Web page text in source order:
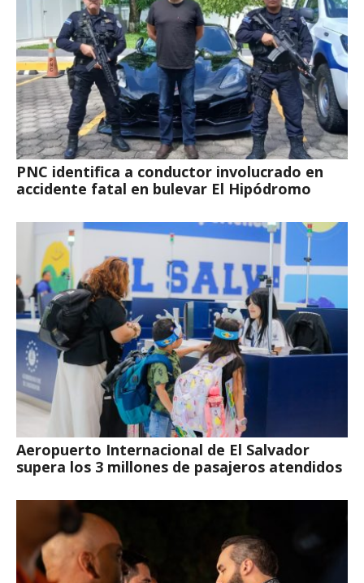
PNC identifica a conductor involucrado en
accidente fatal en bulevar El Hipódromo
Aeropuerto Internacional de El Salvador
supera los 3 millones de pasajeros atendidos